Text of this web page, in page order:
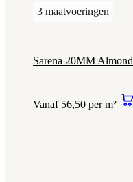
3 maatvoeringen
Sarena 20MM Almond
Vanaf 56,50 per m²